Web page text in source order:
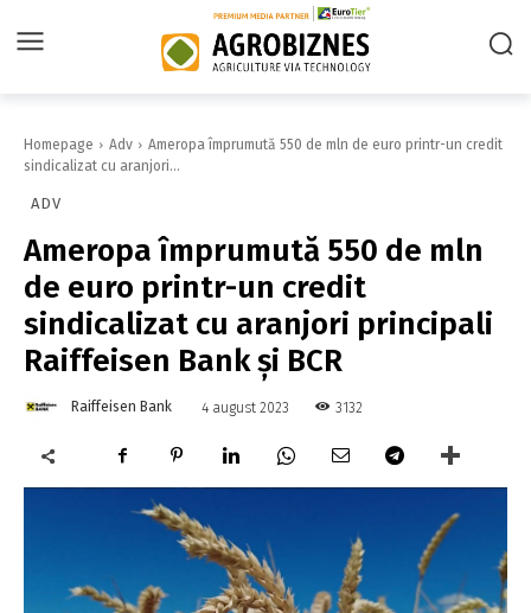
Homepage Adv
Ameropa împrumută 550 de mln de euro printr-un credit
sindicalizat cu aranjori...
ADV
Ameropa împrumută 550 de mln
de euro printr-un credit
sindicalizat cu aranjori principali
Raiffeisen Bank și BCR
Raiffeisen Bank 4 august 2023 3132